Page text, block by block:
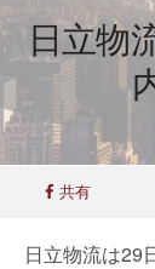
日立物
共有
日立物流は29